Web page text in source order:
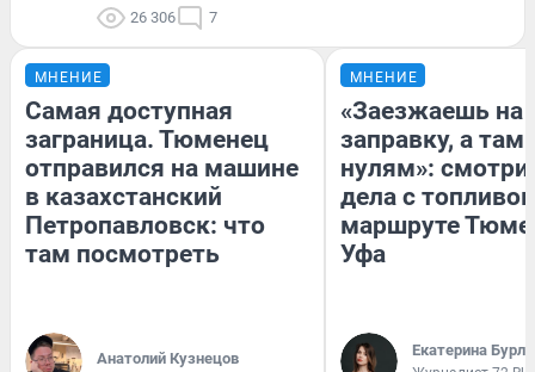
26 306 7
МНЕНИЕ
Самая доступная
заграница. Тюменец
отправился на машине
в казахстанский
Петропавловск: что
там посмотреть
Анатолий Кузнецов
МНЕНИЕ
«Заезжаешь на
заправку, а там
нулям»:
дела с
маршруте
Уфа
Екатерина